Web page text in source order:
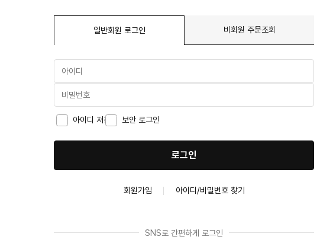
일반회원 로그인 비회원 주문조회
아이디 저장 보안 로그인
로그인
회원가입 아이디/비밀번호 찾기
SNS로 간편하게 로그인